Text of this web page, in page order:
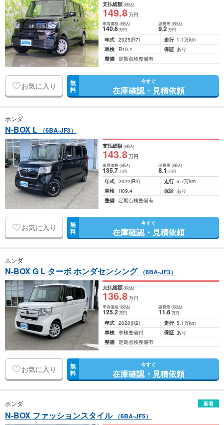
支払総額(税込)
149.8万円
車両価格(税込)
140.6万円
諸費用 (税込)
9.2 万円
年式 2025(R7) 走行 1.1万km
車検
R10.1 保証 あり
整備 定期点検整備有
お気に入り 無
料
今すぐ
在庫確認・見積依頼
ホンダ
N-BOX L （6BA-JF3）
支払総額(税込)
143.8万円
車両価格(税込)
135.7万円
諸費用 (税込)
8.1 万円
年式 2022(R4) 走行 5.7万km
車検
R09.4 保証 あり
整備 定期点検整備有
お気に入り 無
料
今すぐ
在庫確認・見積依頼
ホンダ
N-BOX G L ターボ ホンダセンシング （6BA-JF3）
支払総額(税込)
136.8万円
車両価格(税込)
125.2万円
諸費用 (税込)
11.6 万円
年式 2020(R2) 走行 5.1万km
車検 車検整備付 保証 あり
整備 定期点検整備有
お気に入り 無
料
今すぐ
在庫確認・見積依頼
ホンダ 新着
N-BOX ファッションスタイル （6BA-JF5）